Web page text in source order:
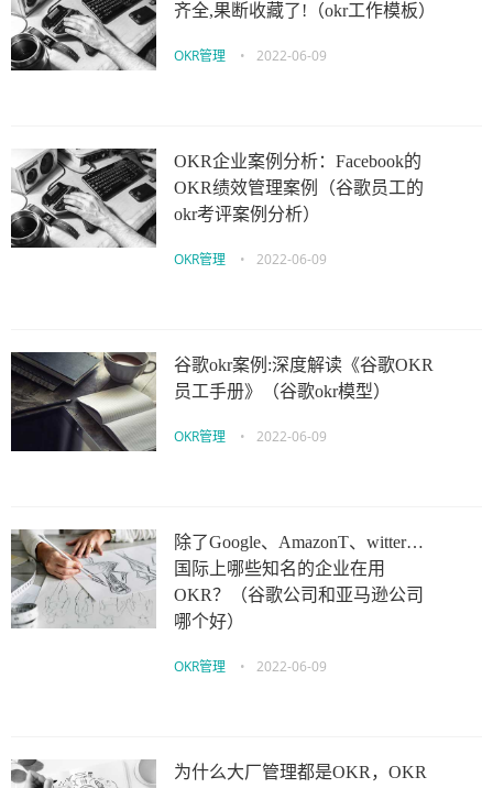
齐全,果断收藏了!（okr工作模板）
OKR管理 • 2022-06-09
OKR企业案例分析：Facebook的
OKR绩效管理案例（谷歌员工的
okr考评案例分析）
OKR管理 • 2022-06-09
谷歌okr案例:深度解读《谷歌OKR
员工手册》（谷歌okr模型）
OKR管理 • 2022-06-09
除了Google、AmazonT、witter…
国际上哪些知名的企业在用
OKR？（谷歌公司和亚马逊公司
哪个好）
OKR管理 • 2022-06-09
为什么大厂管理都是OKR，OKR